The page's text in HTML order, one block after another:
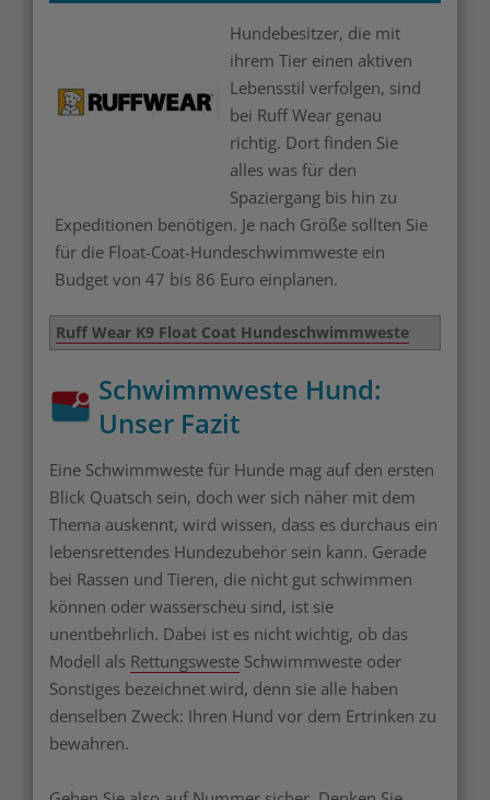
Hundebesitzer, die mit
ihrem Tier einen aktiven
Lebensstil verfolgen, sind
bei Ruff Wear genau
richtig. Dort finden Sie
alles was für den
Spaziergang bis hin zu
Expeditionen benötigen. Je nach Größe sollten Sie
für die Float-Coat-Hundeschwimmweste ein
Budget von 47 bis 86 Euro einplanen.
Ruff Wear K9 Float Coat Hundeschwimmweste
Schwimmweste Hund:
Unser Fazit
Eine Schwimmweste für Hunde mag auf den ersten
Blick Quatsch sein, doch wer sich näher mit dem
Thema auskennt, wird wissen, dass es durchaus ein
lebensrettendes Hundezubehör sein kann. Gerade
bei Rassen und Tieren, die nicht gut schwimmen
können oder wasserscheu sind, ist sie
unentbehrlich. Dabei ist es nicht wichtig, ob das
Modell als Rettungsweste Schwimmweste oder
Sonstiges bezeichnet wird, denn sie alle haben
denselben Zweck: Ihren Hund vor dem Ertrinken zu
bewahren.